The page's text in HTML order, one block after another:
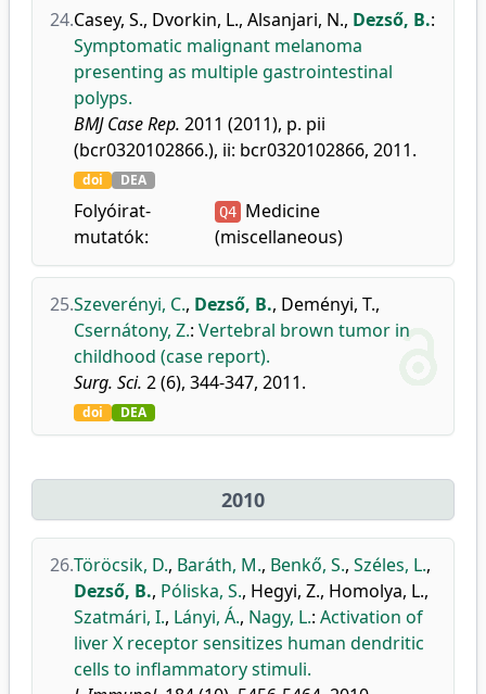
24.Casey, S., Dvorkin, L., Alsanjari, N., Dezső, B.:
Symptomatic malignant melanoma
presenting as multiple gastrointestinal
polyps.
BMJ Case Rep. 2011 (2011), p. pii
(bcr0320102866.), ii: bcr0320102866, 2011.
doi DEA
Folyóirat-
mutatók:
Q4 Medicine
(miscellaneous)
25.Szeverényi, C., Dezső, B., Deményi, T.,
Csernátony, Z.: Vertebral brown tumor in
childhood (case report).
Surg. Sci. 2 (6), 344-347, 2011.
doi DEA
2010
26.Töröcsik, D., Baráth, M., Benkő, S., Széles, L.,
Dezső, B., Póliska, S., Hegyi, Z., Homolya, L.,
Szatmári, I., Lányi, Á., Nagy, L.: Activation of
liver X receptor sensitizes human dendritic
cells to inflammatory stimuli.